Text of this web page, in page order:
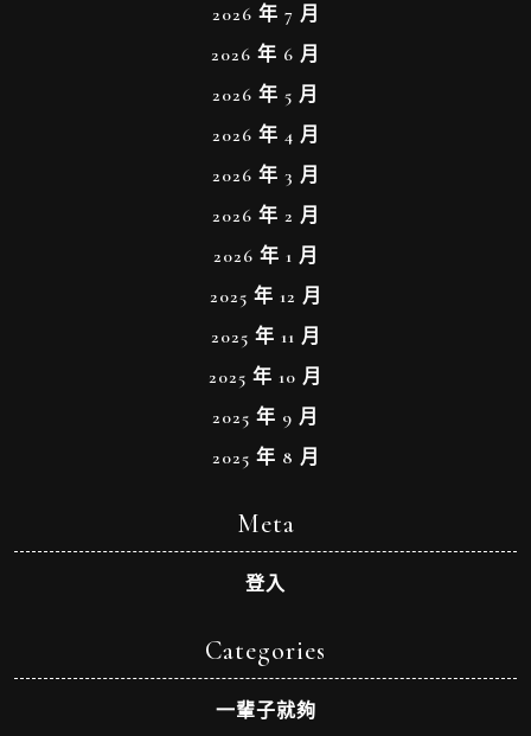
2026 年 7 月
2026 年 6 月
2026 年 5 月
2026 年 4 月
2026 年 3 月
2026 年 2 月
2026 年 1 月
2025 年 12 月
2025 年 11 月
2025 年 10 月
2025 年 9 月
2025 年 8 月
Meta
登入
Categories
一輩子就夠